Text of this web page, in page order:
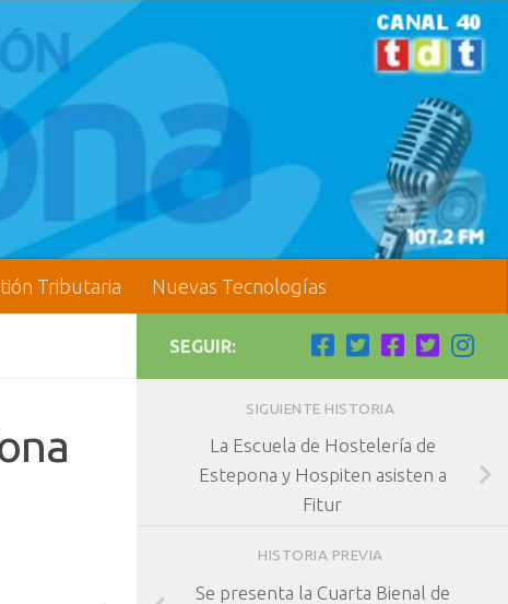
Tributaria Nuevas Tecnologías
SEGUIR:
SIGUIENTE HISTORIA
La Escuela de Hostelería de
Estepona y Hospiten asisten a
Fitur
HISTORIA PREVIA
Se presenta la Cuarta Bienal de